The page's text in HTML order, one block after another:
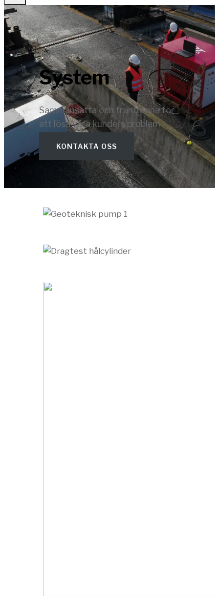
KRAFT UNDER KOTROLL
System
Sammansatta och framtagna för
att lösa våra kunders problem
KONTAKTA OSS